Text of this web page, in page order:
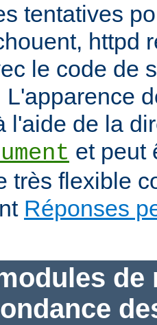
tentatives
httpd
le code de
L'apparence
l'aide de la
et peut
très flexible
Réponses
de